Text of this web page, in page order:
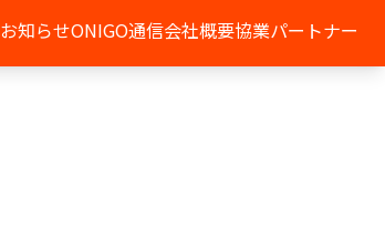
お知らせONIGO通信会社概要協業パートナー